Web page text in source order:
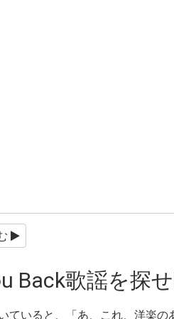
Back歌謡を探
ていると、「あ、これ、洋楽